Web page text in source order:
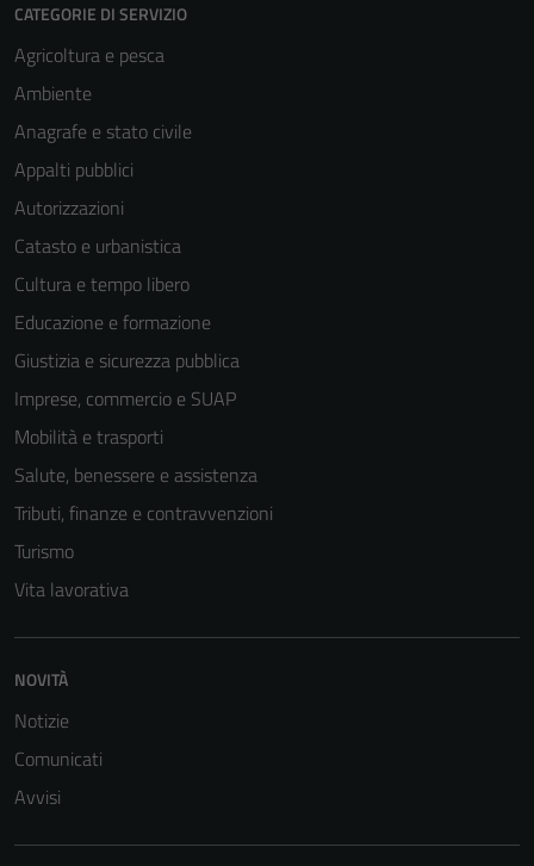
CATEGORIE DI SERVIZIO
Agricoltura e pesca
Ambiente
Anagrafe e stato civile
Appalti pubblici
Autorizzazioni
Catasto e urbanistica
Cultura e tempo libero
Educazione e formazione
Giustizia e sicurezza pubblica
Imprese, commercio e SUAP
Mobilità e trasporti
Salute, benessere e assistenza
Tributi, finanze e contravvenzioni
Turismo
Vita lavorativa
NOVITÀ
Notizie
Comunicati
Avvisi